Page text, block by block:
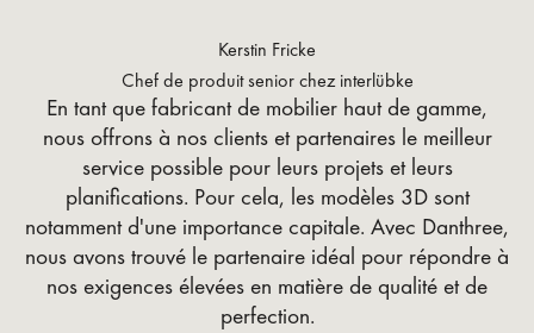
Kerstin Fricke
Chef de produit senior chez interlübke
En tant que fabricant de mobilier haut de gamme,
nous offrons à nos clients et partenaires le meilleur
service possible pour leurs projets et leurs
planifications. Pour cela, les modèles 3D sont
notamment d'une importance capitale. Avec Danthree,
nous avons trouvé le partenaire idéal pour répondre à
nos exigences élevées en matière de qualité et de
perfection.